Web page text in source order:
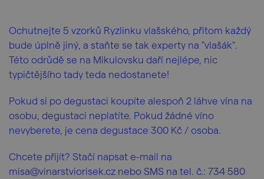
Ochutnejte 5 vzorků Ryzlinku vlašského, přitom každý
bude úplně jiný, a staňte se tak experty na "vlašák".
Této odrůdě se na Mikulovsku daří nejlépe, nic
typičtějšího tady teda nedostanete!
Pokud si po degustaci koupíte alespoň 2 láhve vína na
osobu, degustaci neplatíte. Pokud žádné víno
nevyberete, je cena degustace 300 Kč / osoba.
Chcete přijít? Stačí napsat e-mail na
misa@vinarstviorisek.cz nebo SMS na tel. č.: 734 580